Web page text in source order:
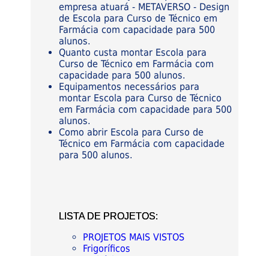
empresa atuará - METAVERSO - Design
de Escola para Curso de Técnico em
Farmácia com capacidade para 500
alunos.
Quanto custa montar Escola para
Curso de Técnico em Farmácia com
capacidade para 500 alunos.
Equipamentos necessários para
montar Escola para Curso de Técnico
em Farmácia com capacidade para 500
alunos.
Como abrir Escola para Curso de
Técnico em Farmácia com capacidade
para 500 alunos.
LISTA DE PROJETOS:
PROJETOS MAIS VISTOS
Frigoríficos